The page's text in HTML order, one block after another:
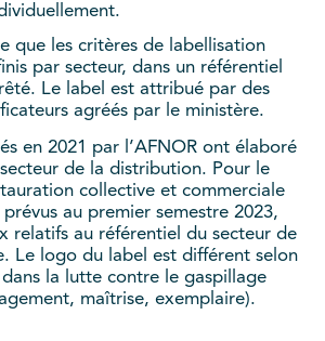
que les critères de labellisation
par secteur, dans un référentiel
Le label est attribué par des
agréés par le ministère.
en 2021 par l’AFNOR ont élaboré
de la distribution. Pour le
collective et commerciale
au premier semestre 2023,
relatifs au référentiel du secteur de
Le logo du label est différent selon
la lutte contre le gaspillage
maîtrise, exemplaire).